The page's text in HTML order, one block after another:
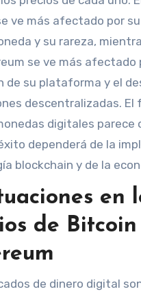
ve más afectado por
y su rareza,
se ve más afectado
de su plataforma y el
descentralizadas. El
digitales parece
dependerá de la
blockchain y de la
en
de
de dinero digital